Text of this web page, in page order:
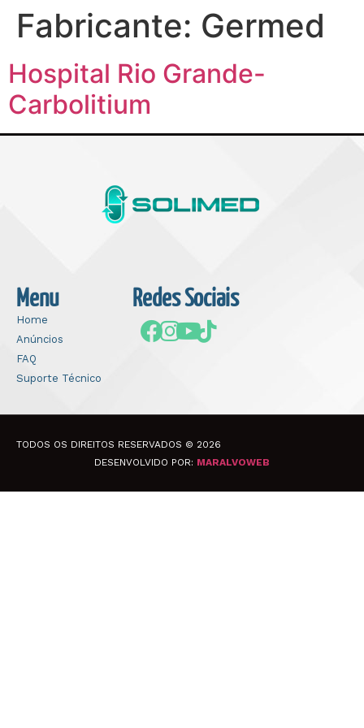
Fabricante: Germed
Hospital Rio Grande-
Carbolitium
Menu
Home
Anúncios
FAQ
Suporte Técnico
Redes Sociais
TODOS OS DIREITOS RESERVADOS © 2026
DESENVOLVIDO POR: MARALVOWEB